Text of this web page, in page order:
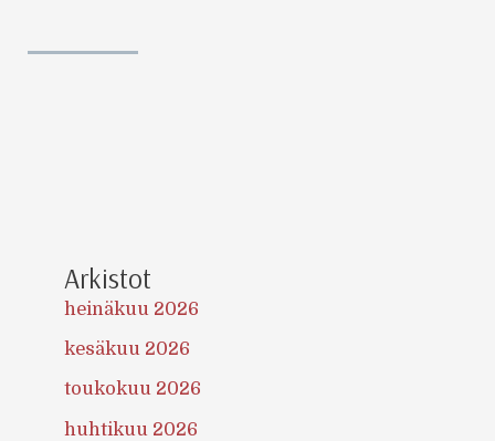
Arkistot
heinäkuu 2026
kesäkuu 2026
toukokuu 2026
huhtikuu 2026